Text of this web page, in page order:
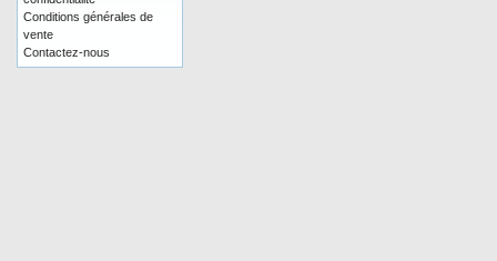
Conditions générales de
vente
Contactez-nous